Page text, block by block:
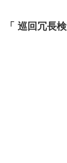
「 巡回冗長